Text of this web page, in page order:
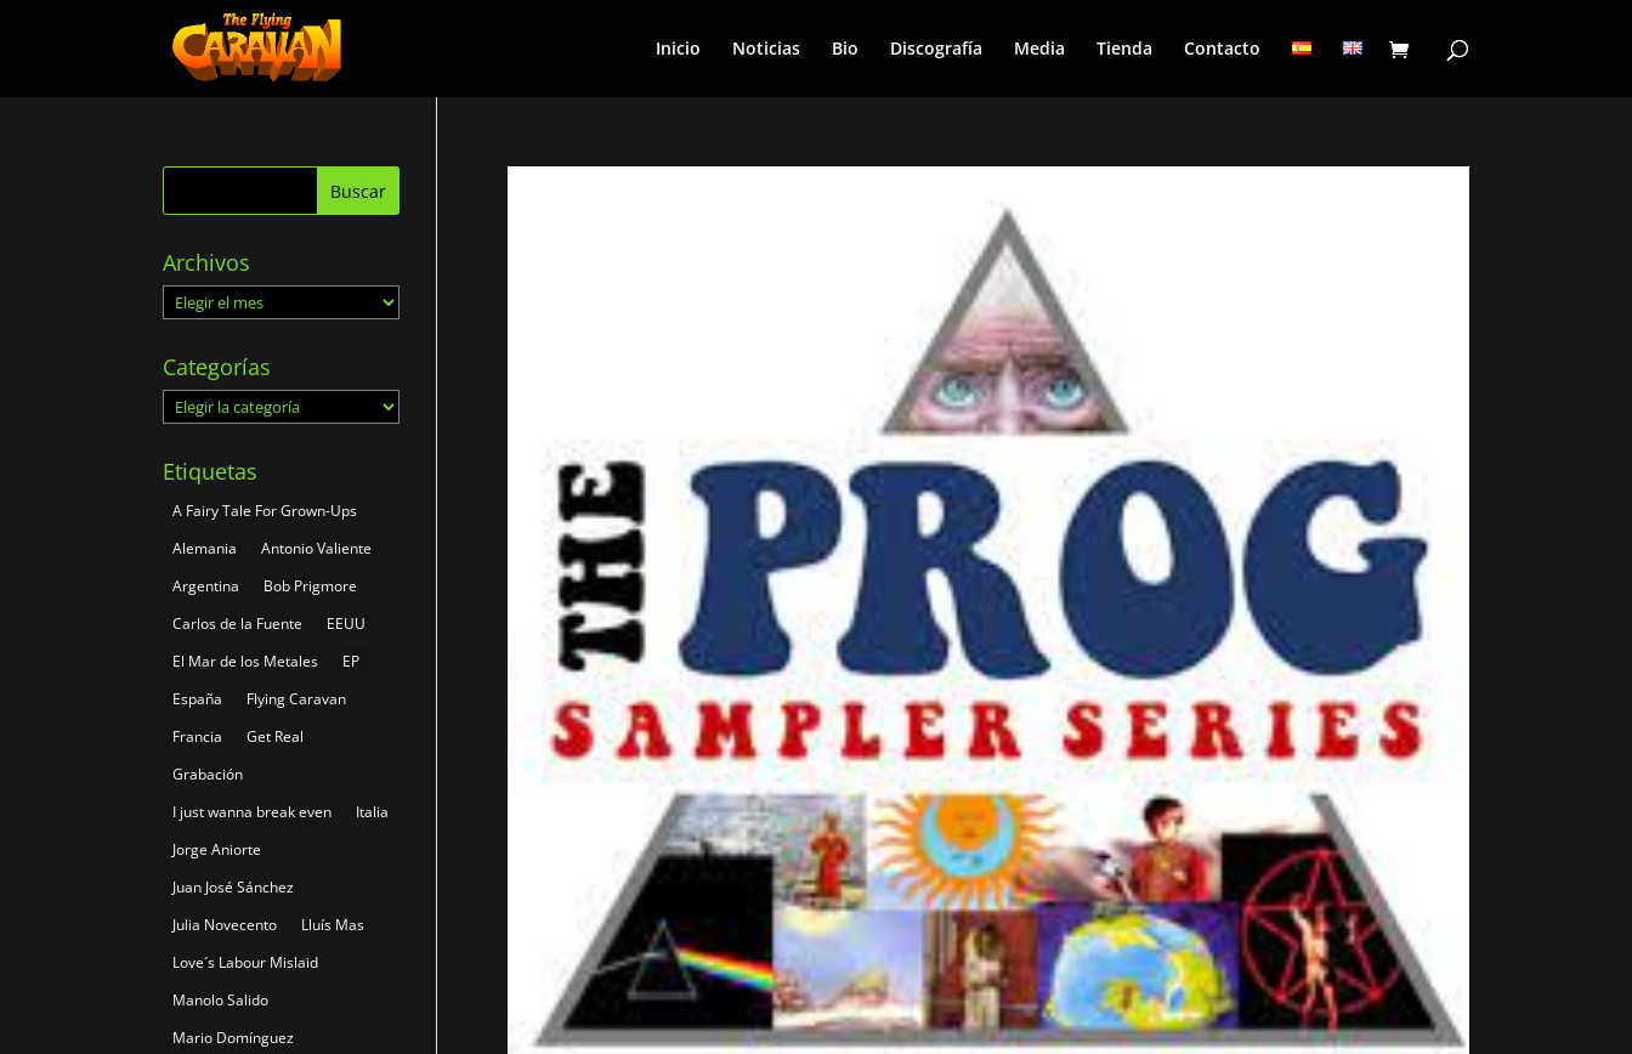
Inicio Noticias Bio Discografía Media Tienda Contacto
Archivos
Archivos
Categorías
Categorías
Etiquetas
A Fairy Tale For Grown-Ups
Alemania
Antonio Valiente
Argentina
Bob Prigmore
Carlos de la Fuente
EEUU
El Mar de los Metales
EP
España
Flying Caravan
Francia
Get Real
Grabación
I just wanna break even
Italia
Jorge Aniorte
Juan José Sánchez
Julia Novecento
Lluís Mas
Love´s Labour Mislaid
Manolo Salido
Mario Domínguez